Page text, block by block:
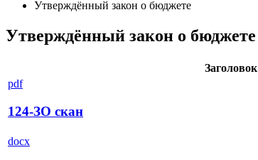
Утверждённый закон о бюджете
Утверждённый закон о бюджете
Заголовок
pdf
124-ЗО скан
docx